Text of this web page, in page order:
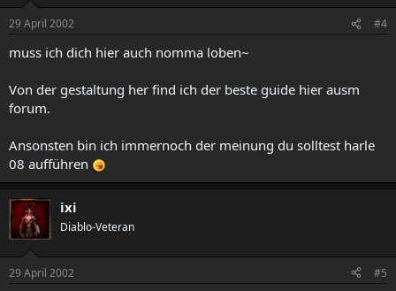
29 April 2002 #4
muss ich dich hier auch nomma loben~
Von der gestaltung her find ich der beste guide hier ausm
forum.
Ansonsten bin ich immernoch der meinung du solltest harle
08 aufführen
ixi
Diablo-Veteran
29 April 2002 #5